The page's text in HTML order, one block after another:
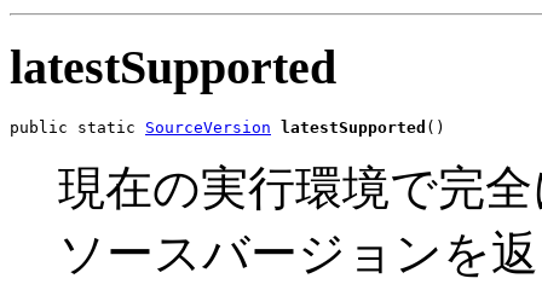
latestSupported
public static SourceVersion latestSupported ()
現在の実行環境で完
ソースバージョンを